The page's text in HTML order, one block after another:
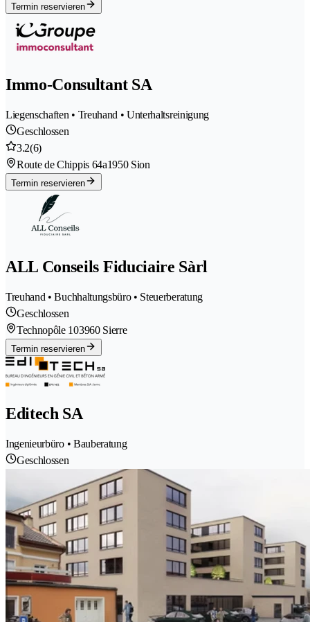
Termin reservieren
Immo-Consultant SA
Liegenschaften • Treuhand • Unterhaltsreinigung
Geschlossen
3.2(6)
Route de Chippis 64a1950 Sion
Termin reservieren
ALL Conseils Fiduciaire Sàrl
Treuhand • Buchhaltungsbüro • Steuerberatung
Geschlossen
Technopôle 103960 Sierre
Termin reservieren
Editech SA
Ingenieurbüro • Bauberatung
Geschlossen